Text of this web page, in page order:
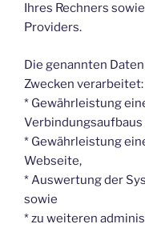
Ihres Rechners
Providers.
Die genannten
Zwecken verarbeitet:
* Gewährleistung
* Gewährleistung
Webseite,
* Auswertung der
sowie
* zu weiteren